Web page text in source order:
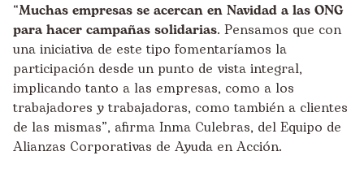
“Muchas empresas se acercan en Navidad a las ONG
para hacer campañas solidarias. Pensamos que con
una iniciativa de este tipo fomentaríamos la
participación desde un punto de vista integral,
implicando tanto a las empresas, como a los
trabajadores y trabajadoras, como también a clientes
de las mismas”, afirma Inma Culebras, del Equipo de
Alianzas Corporativas de Ayuda en Acción.